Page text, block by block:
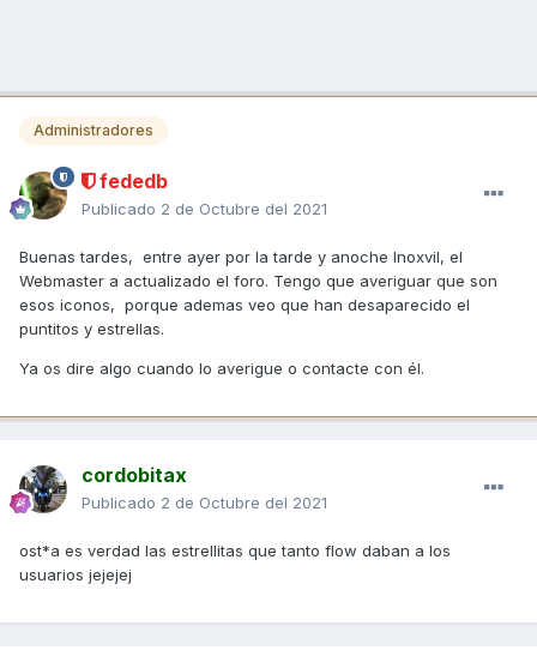
Administradores
fededb
Publicado 2 de Octubre del 2021
Buenas tardes, entre ayer por la tarde y anoche Inoxvil, el
Webmaster a actualizado el foro. Tengo que averiguar que son
esos iconos, porque ademas veo que han desaparecido el
puntitos y estrellas.
Ya os dire algo cuando lo averigue o contacte con él.
cordobitax
Publicado 2 de Octubre del 2021
ost*a es verdad las estrellitas que tanto flow daban a los
usuarios jejejej